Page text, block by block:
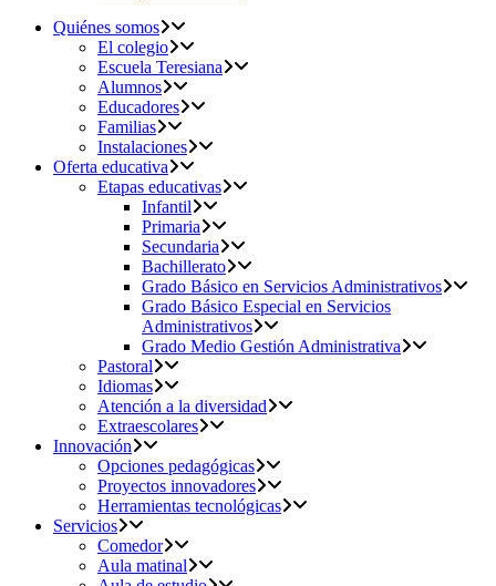
Quiénes somos
El colegio
Escuela Teresiana
Alumnos
Educadores
Familias
Instalaciones
Oferta educativa
Etapas educativas
Infantil
Primaria
Secundaria
Bachillerato
Grado Básico en Servicios Administrativos
Grado Básico Especial en Servicios
Administrativos
Grado Medio Gestión Administrativa
Pastoral
Idiomas
Atención a la diversidad
Extraescolares
Innovación
Opciones pedagógicas
Proyectos innovadores
Herramientas tecnológicas
Servicios
Comedor
Aula matinal